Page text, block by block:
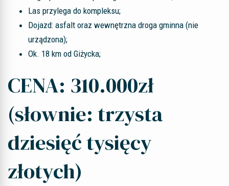
Las przylega do kompleksu;
Dojazd: asfalt oraz wewnętrzna droga gminna (nie
urządzona);
Ok. 18 km od Giżycka;
CENA: 310.000zł
(słownie: trzysta
dziesięć tysięcy
złotych)